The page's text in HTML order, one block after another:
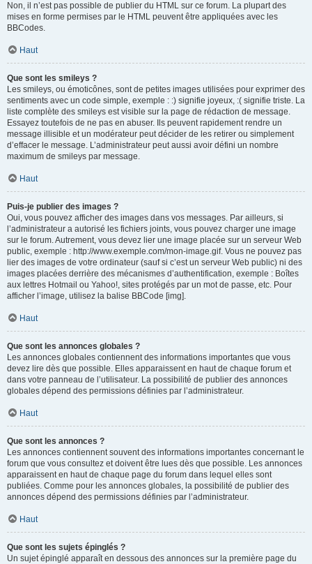
Non, il n’est pas possible de publier du HTML sur ce forum. La plupart des
mises en forme permises par le HTML peuvent être appliquées avec les
BBCodes.
Haut
Que sont les smileys ?
Les smileys, ou émoticônes, sont de petites images utilisées pour exprimer des
sentiments avec un code simple, exemple : :) signifie joyeux, :( signifie triste. La
liste complète des smileys est visible sur la page de rédaction de message.
Essayez toutefois de ne pas en abuser. Ils peuvent rapidement rendre un
message illisible et un modérateur peut décider de les retirer ou simplement
d’effacer le message. L’administrateur peut aussi avoir défini un nombre
maximum de smileys par message.
Haut
Puis-je publier des images ?
Oui, vous pouvez afficher des images dans vos messages. Par ailleurs, si
l’administrateur a autorisé les fichiers joints, vous pouvez charger une image
sur le forum. Autrement, vous devez lier une image placée sur un serveur Web
public, exemple : http://www.exemple.com/mon-image.gif. Vous ne pouvez pas
lier des images de votre ordinateur (sauf si c’est un serveur Web public) ni des
images placées derrière des mécanismes d’authentification, exemple : Boîtes
aux lettres Hotmail ou Yahoo!, sites protégés par un mot de passe, etc. Pour
afficher l’image, utilisez la balise BBCode [img].
Haut
Que sont les annonces globales ?
Les annonces globales contiennent des informations importantes que vous
devez lire dès que possible. Elles apparaissent en haut de chaque forum et
dans votre panneau de l’utilisateur. La possibilité de publier des annonces
globales dépend des permissions définies par l’administrateur.
Haut
Que sont les annonces ?
Les annonces contiennent souvent des informations importantes concernant le
forum que vous consultez et doivent être lues dès que possible. Les annonces
apparaissent en haut de chaque page du forum dans lequel elles sont
publiées. Comme pour les annonces globales, la possibilité de publier des
annonces dépend des permissions définies par l’administrateur.
Haut
Que sont les sujets épinglés ?
Un sujet épinglé apparaît en dessous des annonces sur la première page du